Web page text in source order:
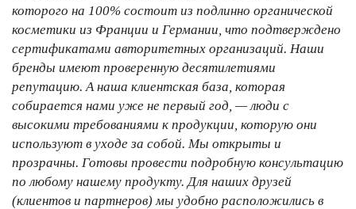
которого на 100% состоит из подлинно органической
косметики из Франции и Германии, что подтверждено
сертификатами авторитетных организаций. Наши
бренды имеют проверенную десятилетиями
репутацию. А наша клиентская база, которая
собирается нами уже не первый год, — люди с
высокими требованиями к продукции, которую они
используют в уходе за собой. Мы открыты и
прозрачны. Готовы провести подробную консультацию
по любому нашему продукту. Для наших друзей
(клиентов и партнеров) мы удобно расположились в